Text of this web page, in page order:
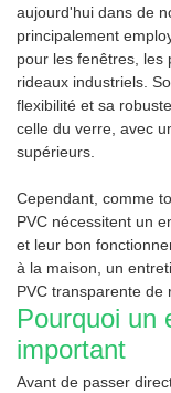
aujourd'hui dans de
principalement
pour les fenêtres, les
rideaux industriels.
flexibilité et sa
celle du verre, avec
supérieurs.
Cependant, comme
PVC nécessitent un
et leur bon
à la maison, un
PVC transparente de
Pourquoi un
important
Avant de passer